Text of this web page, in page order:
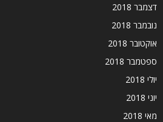
דצמבר 2018
נובמבר 2018
אוקטובר 2018
ספטמבר 2018
יולי 2018
יוני 2018
מאי 2018